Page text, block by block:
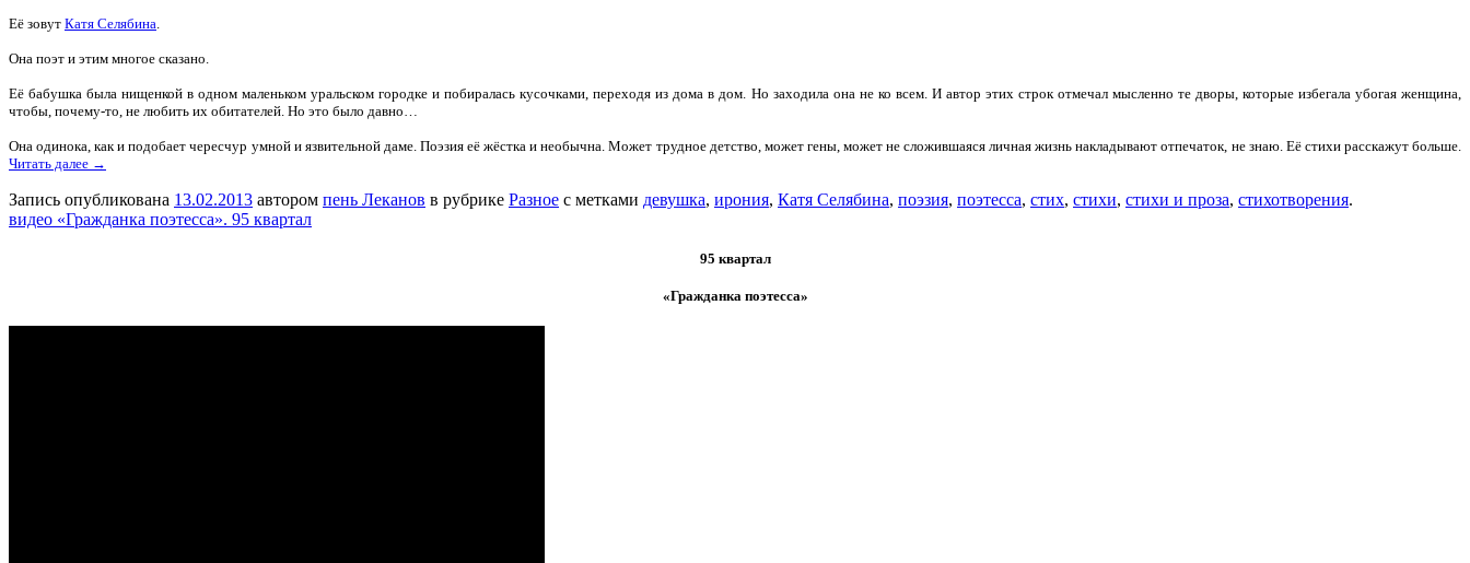
Её зовут Катя Селябина
Она поэт и этим многое сказано.
Её бабушка была нищенкой в одном маленьком уральском городке и побиралась кусочками, переходя из дома в дом. Но заходила она не ко всем. И автор этих строк отмечал мысленно те дворы, которые избегала убогая женщина,
чтобы, почему-то, не любить их обитателей. Но это было давно…
Она одинока, как и подобает чересчур умной и язвительной даме. Поэзия её жёстка и необычна. Может трудное детство, может гены, может не сложившаяся личная жизнь накладывают отпечаток, не знаю. Её стихи расскажут больше.
Читать далее →
Запись опубликована 13.02.2013 автором пень Леканов в рубрике Разное с метками девушка, ирония, Катя Селябина, поэзия, поэтесса, стих, стихи, стихи и проза, стихотворения.
видео «Гражданка поэтесса». 95 квартал
95 квартал
«Гражданка поэтесса»